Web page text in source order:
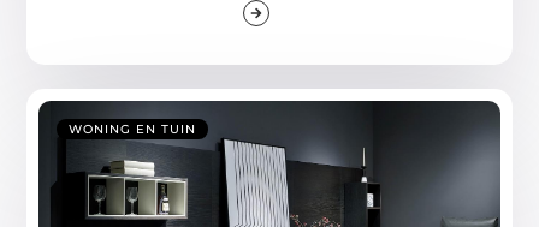
WONING EN TUIN